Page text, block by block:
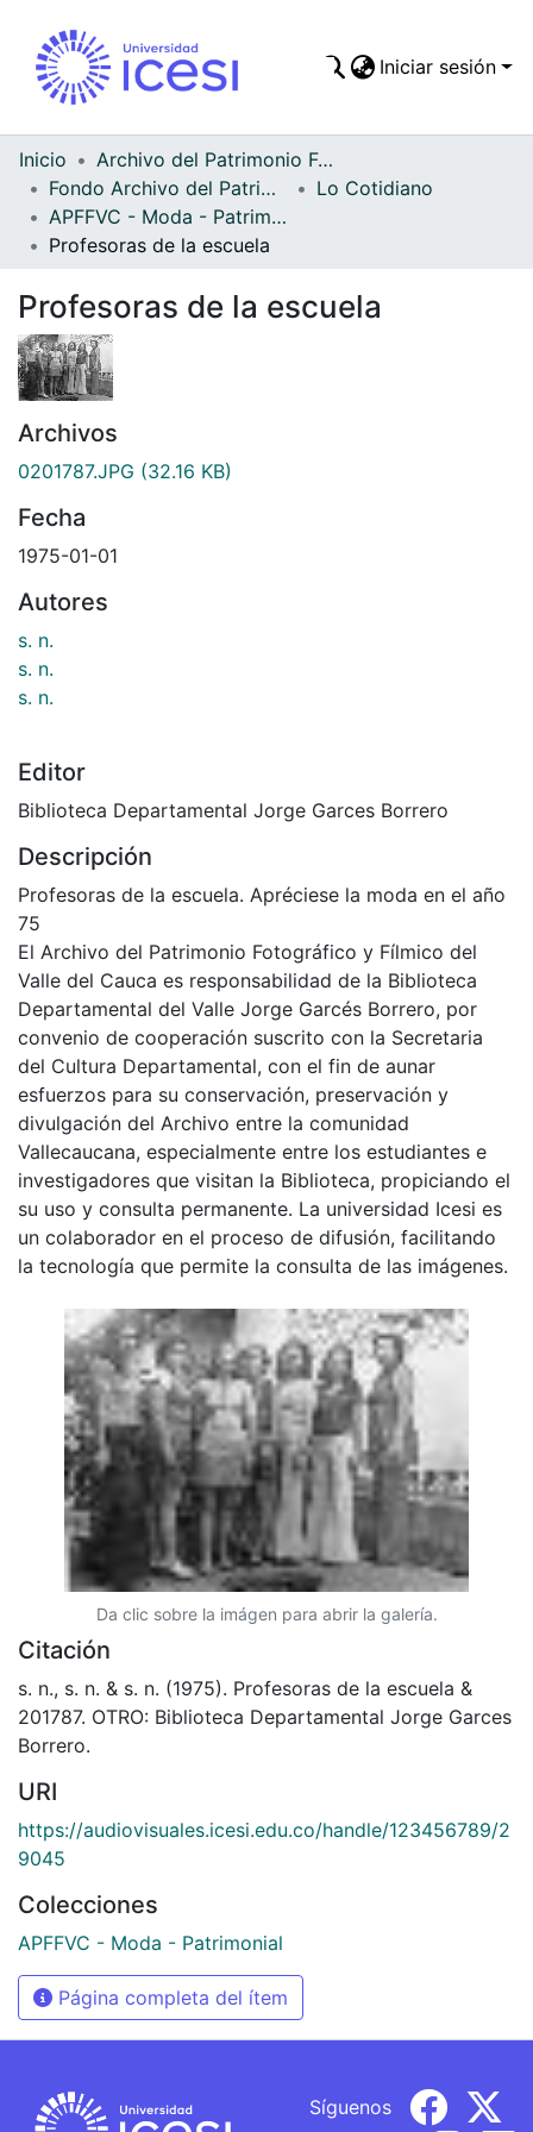
Todo DSpace
Estadísticas
Iniciar sesión
Inicio
Archivo del Patrimonio Fotográfico y Fílmico del Valle del Cauca
Fondo Archivo del Patrimonio Fotográfico y Fílmico del Valle del Cauca
Lo Cotidiano
APFFVC - Moda - Patrimonial
Profesoras de la escuela
Profesoras de la escuela
Archivos
0201787.JPG (32.16 KB)
Fecha
1975-01-01
Autores
s. n.
s. n.
s. n.
Editor
Biblioteca Departamental Jorge Garces Borrero
Descripción
Profesoras de la escuela. Apréciese la moda en el año
75
El Archivo del Patrimonio Fotográfico y Fílmico del
Valle del Cauca es responsabilidad de la Biblioteca
Departamental del Valle Jorge Garcés Borrero, por
convenio de cooperación suscrito con la Secretaria
del Cultura Departamental, con el fin de aunar
esfuerzos para su conservación, preservación y
divulgación del Archivo entre la comunidad
Vallecaucana, especialmente entre los estudiantes e
investigadores que visitan la Biblioteca, propiciando el
su uso y consulta permanente. La universidad Icesi es
un colaborador en el proceso de difusión, facilitando
la tecnología que permite la consulta de las imágenes.
Da clic sobre la imágen para abrir la galería.
Citación
s. n., s. n. & s. n. (1975). Profesoras de la escuela &
201787. OTRO: Biblioteca Departamental Jorge Garces
Borrero.
URI
https://audiovisuales.icesi.edu.co/handle/123456789/2
9045
Colecciones
APFFVC - Moda - Patrimonial
Página completa del ítem
Síguenos